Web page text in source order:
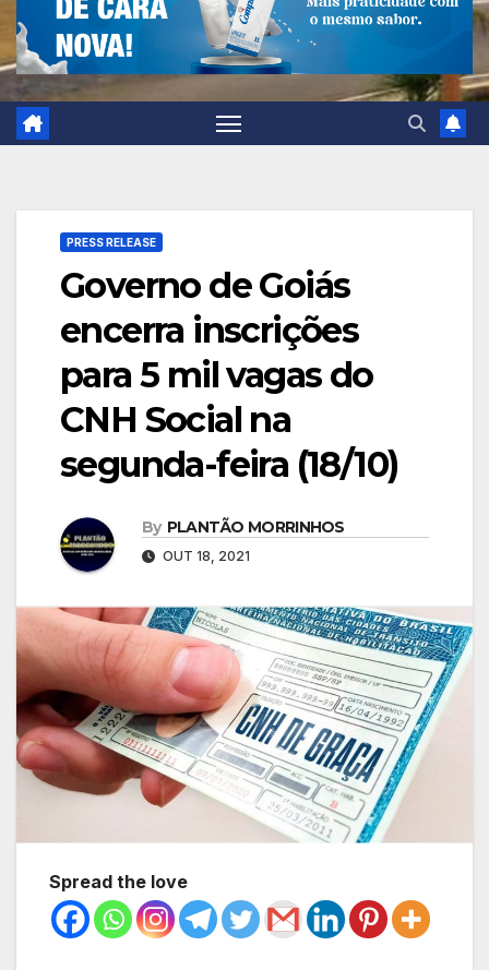
PRESS RELEASE
Governo de Goiás
encerra inscrições
para 5 mil vagas do
CNH Social na
segunda-feira (18/10)
By PLANTÃO MORRINHOS
OUT 18, 2021
Spread the love